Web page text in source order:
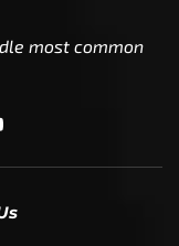
9:00am – 5:00pm
most common